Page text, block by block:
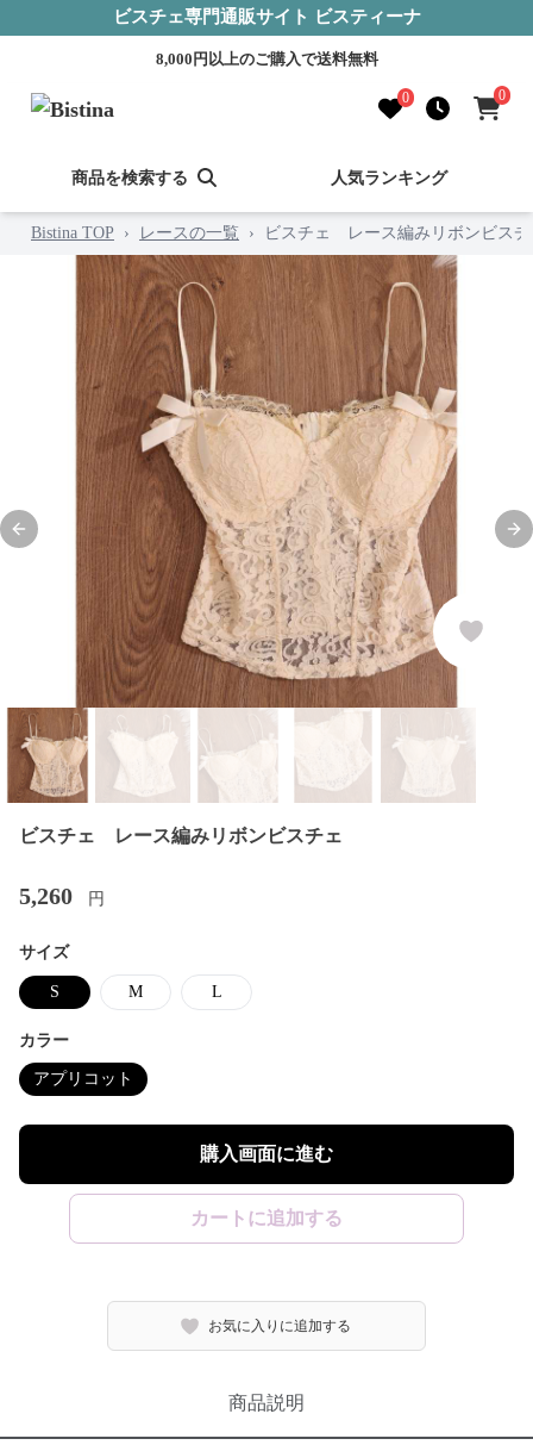
ビスチェ専門通販サイト ビスティーナ
8,000円以上のご購入で送料無料
0 0
商品を検索する 人気ランキング
Bistina TOP › レースの一覧 › ビスチェ レース編みリボンビスチ
Previous slide
ビスチェ レース編みリボンビスチェ
5,260 円
サイズ
S M L
カラー
アプリコット
購入画面に進む
カートに追加する
お気に入りに追加する
商品説明